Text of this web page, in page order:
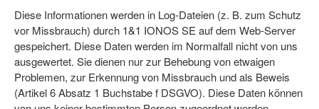
Diese Informationen werden in Log-Dateien (z. B. zum Schutz
vor Missbrauch) durch 1&1 IONOS SE auf dem Web-Server
gespeichert. Diese Daten werden im Normalfall nicht von uns
ausgewertet. Sie dienen nur zur Behebung von etwaigen
Problemen, zur Erkennung von Missbrauch und als Beweis
(Artikel 6 Absatz 1 Buchstabe f DSGVO). Diese Daten können